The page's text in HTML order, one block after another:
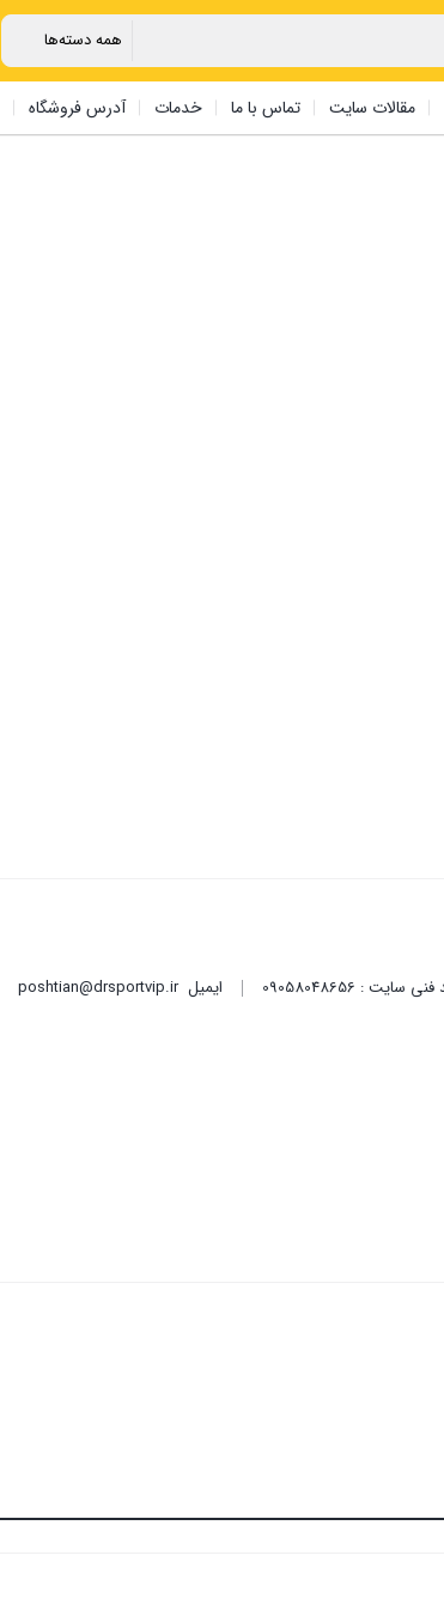
مقالات سایت تماس با ما خدمات آدرس فروشگاه
ایمیلposhtian@drsportvip.ir